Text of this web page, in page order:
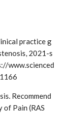
practice g
2021-s
www.scienced
Recommend
Pain (RAS